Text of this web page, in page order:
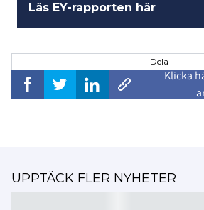
Läs EY-rapporten här
Dela
Klicka
UPPTÄCK FLER NYHETER